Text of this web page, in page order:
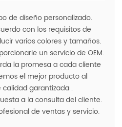
de diseño personalizado.
con los requisitos de
varios colores y tamaños.
un servicio de OEM.
la promesa a cada cliente
el mejor producto al
calidad garantizada .
a la consulta del cliente.
de ventas y servicio.